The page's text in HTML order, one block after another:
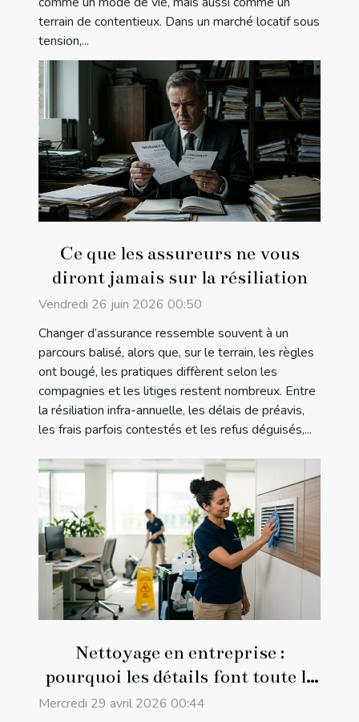
terrain de contentieux. Dans un marché locatif sous
tension,...
Ce que les assureurs ne vous
diront jamais sur la résiliation
Vendredi 26 juin 2026 00:50
Changer d’assurance ressemble souvent à un
parcours balisé, alors que, sur le terrain, les règles
ont bougé, les pratiques diffèrent selon les
compagnies et les litiges restent nombreux. Entre
la résiliation infra-annuelle, les délais de préavis,
les frais parfois contestés et les refus déguisés,...
Nettoyage en entreprise :
pourquoi les détails font toute la
différence
Mercredi 29 avril 2026 00:44